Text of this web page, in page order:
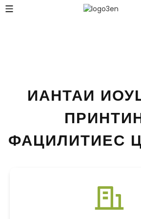
ИАНТАИ
ФАЦИЛИТИЕС